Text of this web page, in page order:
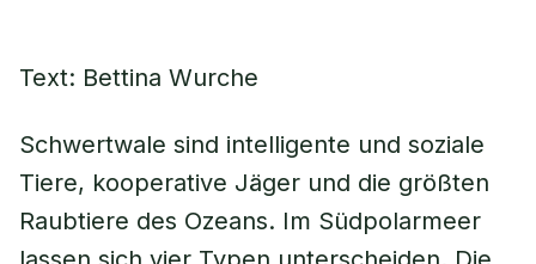
Text: Bettina Wurche
Schwertwale sind intelligente und soziale
Tiere, kooperative Jäger und die größten
Raubtiere des Ozeans. Im Südpolarmeer